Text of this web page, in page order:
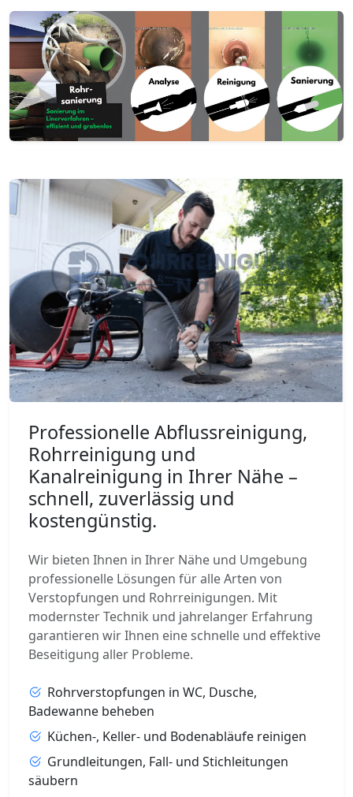
Professionelle Abflussreinigung,
Rohrreinigung und
Kanalreinigung in Ihrer Nähe –
schnell, zuverlässig und
kostengünstig.
Wir bieten Ihnen in Ihrer Nähe und Umgebung
professionelle Lösungen für alle Arten von
Verstopfungen und Rohrreinigungen. Mit
modernster Technik und jahrelanger Erfahrung
garantieren wir Ihnen eine schnelle und effektive
Beseitigung aller Probleme.
Rohrverstopfungen in WC, Dusche,
Badewanne beheben
Küchen-, Keller- und Bodenabläufe reinigen
Grundleitungen, Fall- und Stichleitungen
säubern